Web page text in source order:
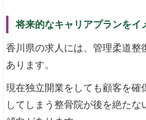
将来的なキャリアプランをイ
香川県の求人には、管理柔道整
あります。
現在独立開業をしても顧客を確
してしまう整骨院が後を絶たな